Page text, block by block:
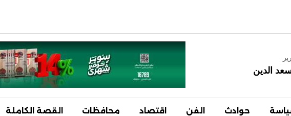
الدين
حوادث الفن اقتصاد محافظات القصة الكاملة